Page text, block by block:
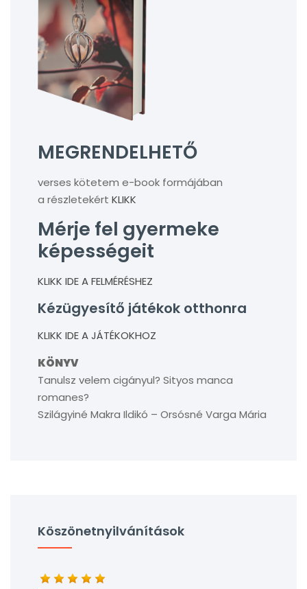
MEGRENDELHETŐ
verses kötetem e-book formájában
a részletekért KLIKK
Mérje fel gyermeke
képességeit
KLIKK IDE A FELMÉRÉSHEZ
Kézügyesítő játékok otthonra
KLIKK IDE A JÁTÉKOKHOZ
KÖNYV
Tanulsz velem cigányul? Sityos manca
romanes?
Szilágyiné Makra Ildikó – Orsósné Varga Mária
Köszönetnyilvánítások